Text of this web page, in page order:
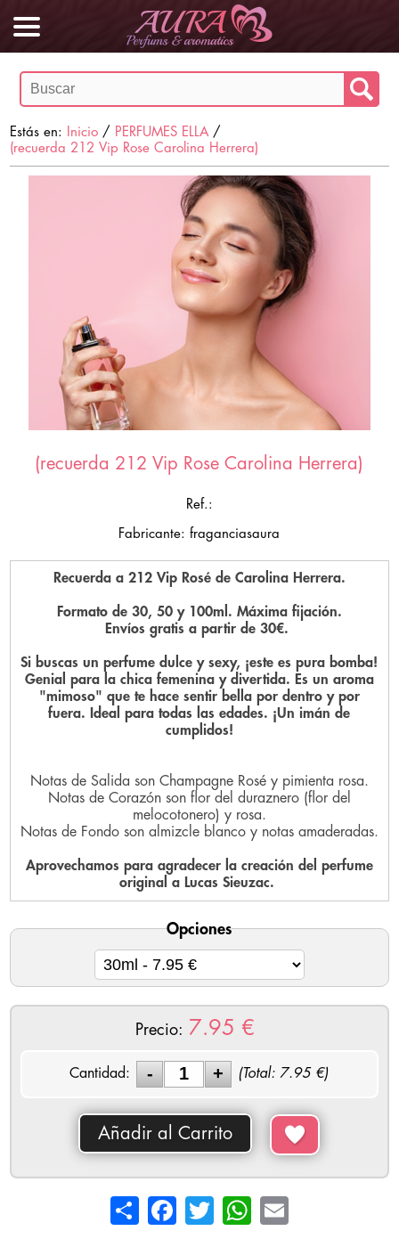
Estás en: Inicio / PERFUMES ELLA /
(recuerda 212 Vip Rose Carolina Herrera)
(recuerda 212 Vip Rose Carolina Herrera)
Ref.:
Fabricante: fraganciasaura
Recuerda a 212 Vip Rosé de Carolina Herrera.
Formato de 30, 50 y 100ml. Máxima fijación.
Envíos gratis a partir de 30€.
Si buscas un perfume dulce y sexy, ¡este es pura bomba!
Genial para la chica femenina y divertida. Es un aroma
"mimoso" que te hace sentir bella por dentro y por
fuera. Ideal para todas las edades. ¡Un imán de
cumplidos!
Notas de Salida son Champagne Rosé y pimienta rosa.
Notas de Corazón son flor del duraznero (flor del
melocotonero) y rosa.
Notas de Fondo son almizcle blanco y notas amaderadas.
Aprovechamos para agradecer la creación del perfume
original a Lucas Sieuzac.
Opciones
Precio: 7.95 €
Cantidad: (Total: 7.95 €)
Añadir al Carrito
Share FacebookTwitterWhatsApp
Email